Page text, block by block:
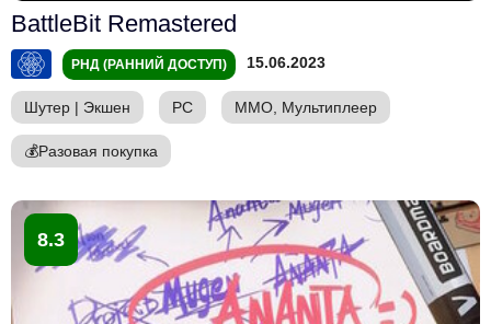
BattleBit Remastered
РНД (РАННИЙ ДОСТУП) 15.06.2023
Шутер | Экшен PC ММО, Мультиплеер
💰Разовая покупка
8.3